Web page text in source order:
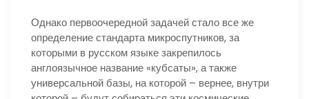
Однако первоочередной задачей стало все же
определение стандарта микроспутников, за
которыми в русском языке закрепилось
англоязычное название «кубсаты», а также
универсальной базы, на которой – вернее, внутри